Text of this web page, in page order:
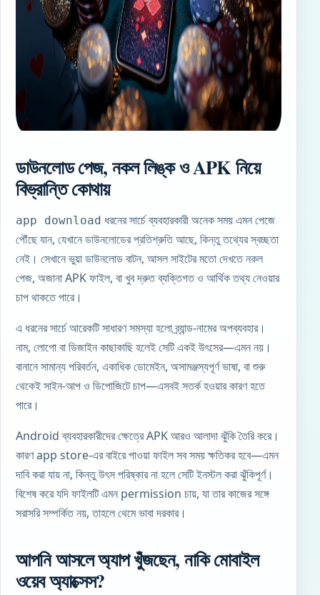
ডাউনলোড পেজ, নকল লিঙ্ক ও APK নিয়ে
বিভ্রান্তি কোথায়
app download ধরনের সার্চে ব্যবহারকারী অনেক সময় এমন পেজে
পৌঁছে যান, যেখানে ডাউনলোডের প্রতিশ্রুতি আছে, কিন্তু তথ্যের স্বচ্ছতা
নেই। সেখানে ভুয়া ডাউনলোড বাটন, আসল সাইটের মতো দেখতে নকল
পেজ, অজানা APK ফাইল, বা খুব দ্রুত ব্যক্তিগত ও আর্থিক তথ্য নেওয়ার
চাপ থাকতে পারে।
এ ধরনের সার্চে আরেকটি সাধারণ সমস্যা হলো ব্র্যান্ড-নামের অপব্যবহার।
নাম, লোগো বা ডিজাইন কাছাকাছি হলেই সেটি একই উৎসের—এমন নয়।
বানানে সামান্য পরিবর্তন, একাধিক ডোমেইন, অসামঞ্জস্যপূর্ণ ভাষা, বা শুরু
থেকেই সাইন-আপ ও ডিপোজিটে চাপ—এসবই সতর্ক হওয়ার কারণ হতে
পারে।
Android ব্যবহারকারীদের ক্ষেত্রে APK আরও আলাদা ঝুঁকি তৈরি করে।
কারণ app store-এর বাইরে পাওয়া ফাইল সব সময় ক্ষতিকর হবে—এমন
দাবি করা যায় না, কিন্তু উৎস পরিষ্কার না হলে সেটি ইনস্টল করা ঝুঁকিপূর্ণ।
বিশেষ করে যদি ফাইলটি এমন permission চায়, যা তার কাজের সঙ্গে
সরাসরি সম্পর্কিত নয়, তাহলে থেমে ভাবা দরকার।
আপনি আসলে অ্যাপ খুঁজছেন, নাকি মোবাইল
ওয়েব অ্যাক্সেস?